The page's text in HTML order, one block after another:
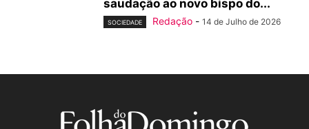
saudação ao novo bispo do...
SOCIEDADE Redação - 14 de Julho de 2026